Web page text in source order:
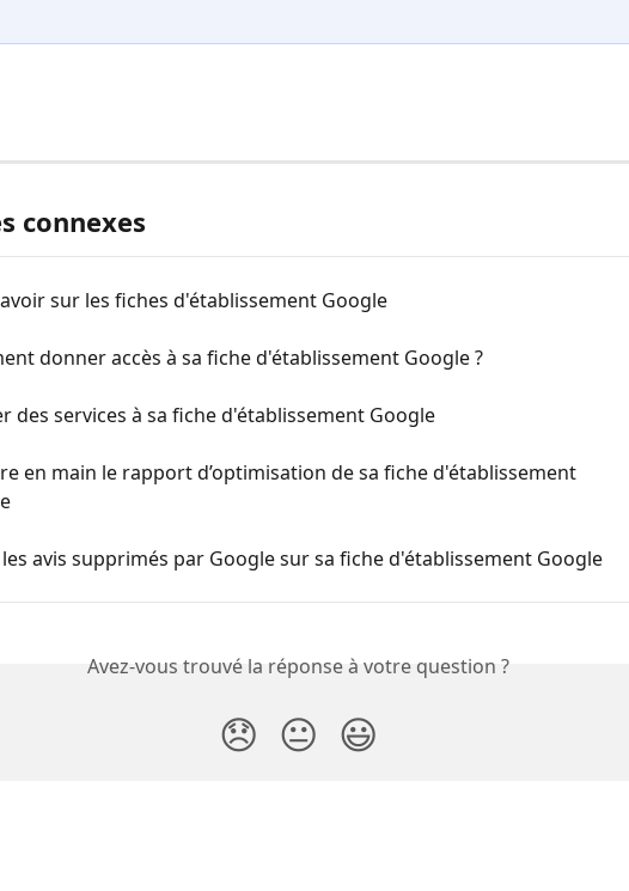
connexes
sur les fiches d'établissement Google
donner accès à sa fiche d'établissement Google ?
des services à sa fiche d'établissement Google
en main le rapport d’optimisation de sa fiche d'établissement
avis supprimés par Google sur sa fiche d'établissement Google
Avez-vous trouvé la réponse à votre question ?
😞 😐 😃